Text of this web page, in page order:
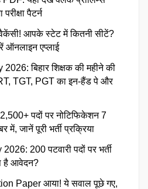
पैटर्न
आपके स्टेट में कितनी सीटें?
ऑनलाइन एप्लाई
बिहार शिक्षक की महीने की
TGT, PGT का इन-हैंड पे और
पदों पर नोटिफिकेशन 7
में, जानें पूरी भर्ती प्रक्रिया
200 पटवारी पदों पर भर्ती
है आवेदन?
Paper आया! ये सवाल पूछे गए,